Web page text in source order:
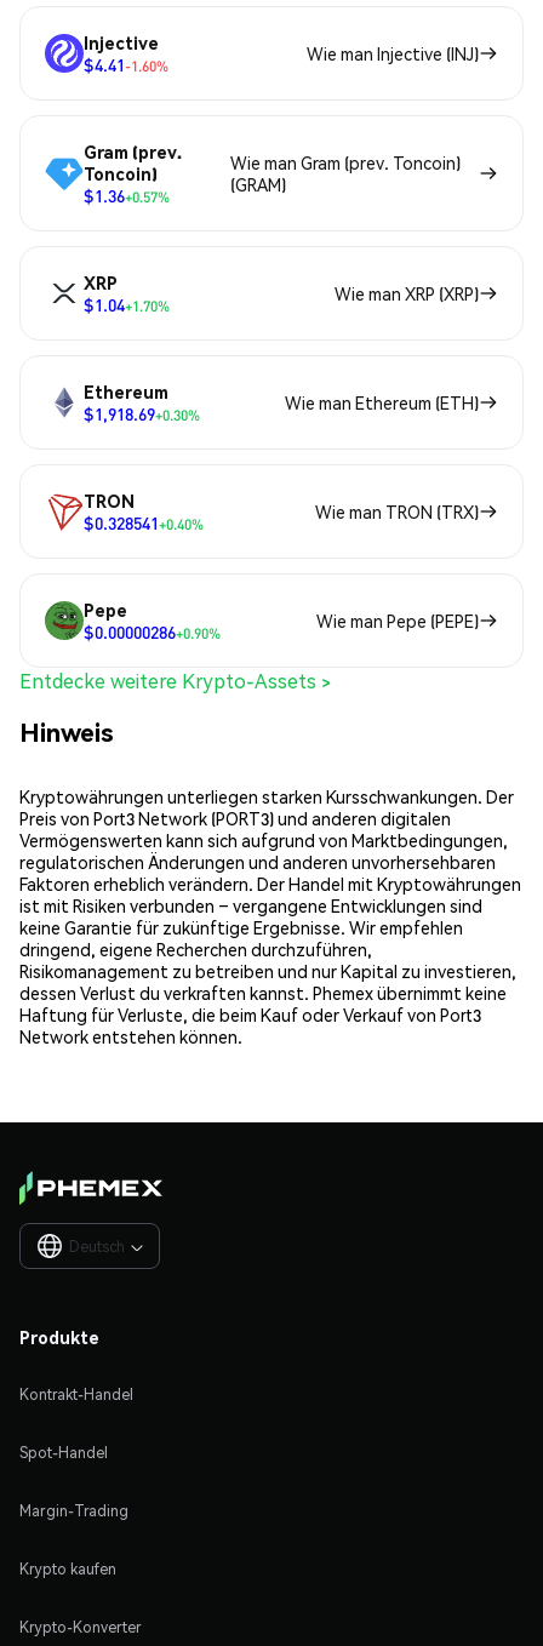
Injective
$4.41-1.60%
Wie man Injective (INJ)
Gram (prev.
Toncoin)
$1.36+0.57%
Wie man Gram (prev. Toncoin)
(GRAM)
XRP
$1.04+1.70%
Wie man XRP (XRP)
Ethereum
$1,918.69+0.30%
Wie man Ethereum (ETH)
TRON
$0.328541+0.40%
Wie man TRON (TRX)
Pepe
$0.00000286+0.90%
Wie man Pepe (PEPE)
Entdecke weitere Krypto-Assets >
Hinweis
Kryptowährungen unterliegen starken Kursschwankungen. Der
Preis von Port3 Network (PORT3) und anderen digitalen
Vermögenswerten kann sich aufgrund von Marktbedingungen,
regulatorischen Änderungen und anderen unvorhersehbaren
Faktoren erheblich verändern. Der Handel mit Kryptowährungen
ist mit Risiken verbunden – vergangene Entwicklungen sind
keine Garantie für zukünftige Ergebnisse. Wir empfehlen
dringend, eigene Recherchen durchzuführen,
Risikomanagement zu betreiben und nur Kapital zu investieren,
dessen Verlust du verkraften kannst. Phemex übernimmt keine
Haftung für Verluste, die beim Kauf oder Verkauf von Port3
Network entstehen können.
Deutsch 
Produkte
Kontrakt-Handel
Spot-Handel
Margin-Trading
Krypto kaufen
Krypto-Konverter